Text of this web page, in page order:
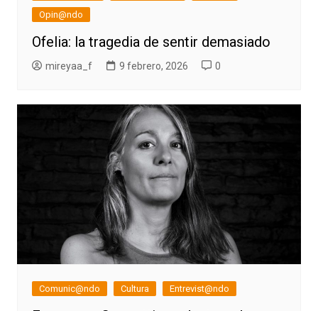
Opin@ndo
Ofelia: la tragedia de sentir demasiado
mireyaa_f 9 febrero, 2026 0
Comunic@ndo Cultura Entrevist@ndo